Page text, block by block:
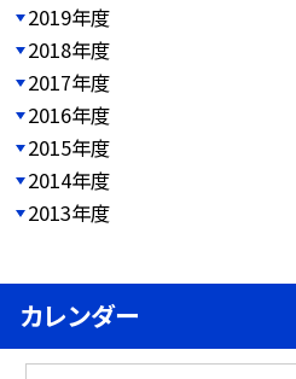
2019年度
2018年度
2017年度
2016年度
2015年度
2014年度
2013年度
カレンダー